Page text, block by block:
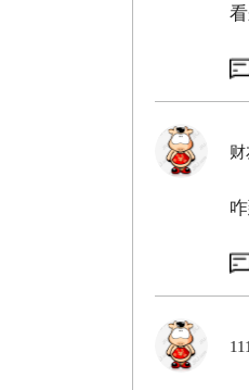
财